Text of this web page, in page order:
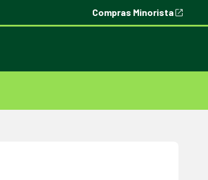
Compras Minorista